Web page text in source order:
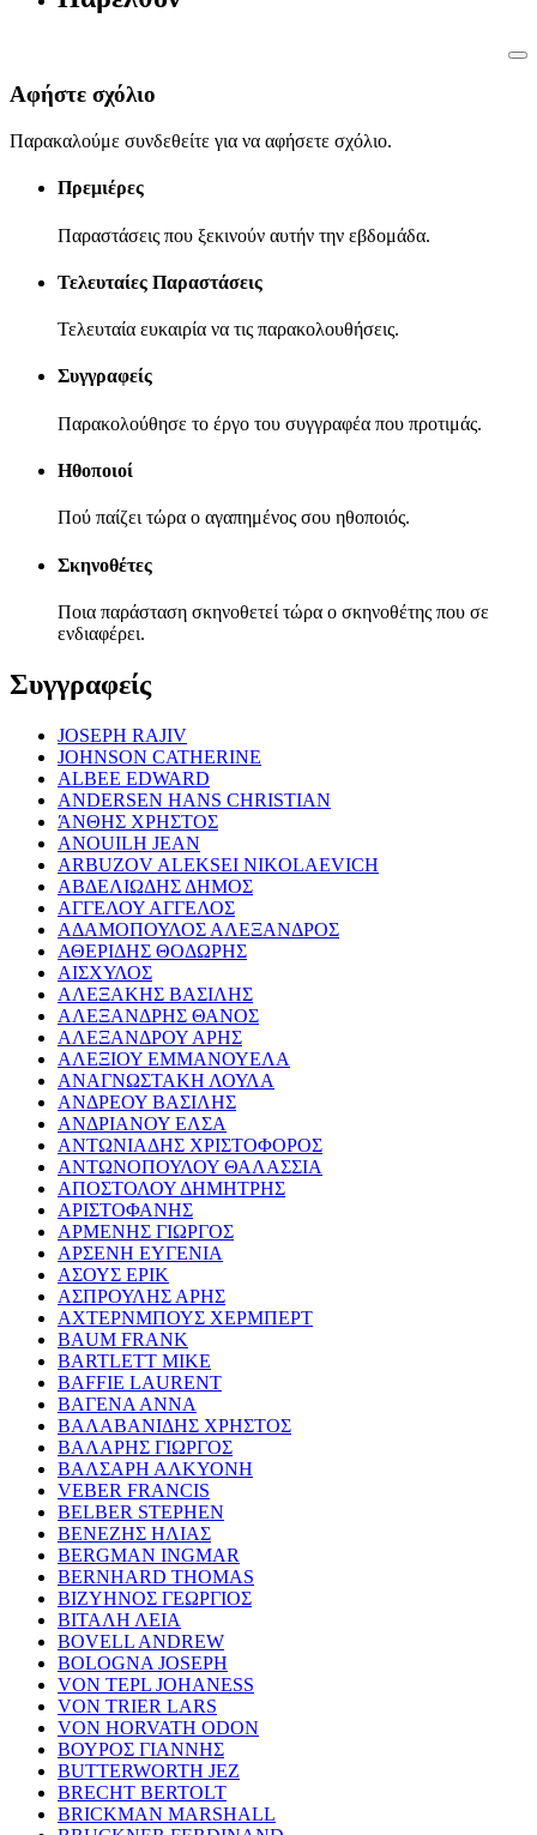
Αφήστε σχόλιο
Παρακαλούμε συνδεθείτε για να αφήσετε σχόλιο.
Πρεμιέρες
Παραστάσεις που ξεκινούν αυτήν την εβδομάδα.
Τελευταίες Παραστάσεις
Τελευταία ευκαιρία να τις παρακολουθήσεις.
Συγγραφείς
Παρακολούθησε το έργο του συγγραφέα που προτιμάς.
Ηθοποιοί
Πού παίζει τώρα ο αγαπημένος σου ηθοποιός.
Σκηνοθέτες
Ποια παράσταση σκηνοθετεί τώρα ο σκηνοθέτης που σε
ενδιαφέρει.
Συγγραφείς
JOSEPH RAJIV
JOHNSON CATHERINE
ALBEE EDWARD
ANDERSEN HANS CHRISTIAN
ΆΝΘΗΣ ΧΡΗΣΤΟΣ
ANOUILH JEAN
ARBUZOV ALEKSEI NIKOLAEVICH
ΑΒΔΕΛΙΩΔΗΣ ΔΗΜΟΣ
ΑΓΓΕΛΟΥ ΑΓΓΕΛΟΣ
ΑΔΑΜΟΠΟΥΛΟΣ ΑΛΕΞΑΝΔΡΟΣ
ΑΘΕΡΙΔΗΣ ΘΟΔΩΡΗΣ
ΑΙΣΧΥΛΟΣ
ΑΛΕΞΑΚΗΣ ΒΑΣΙΛΗΣ
ΑΛΕΞΑΝΔΡΗΣ ΘΑΝΟΣ
ΑΛΕΞΑΝΔΡΟΥ ΑΡΗΣ
ΑΛΕΞΙΟΥ ΕΜΜΑΝΟΥΕΛΑ
ΑΝΑΓΝΩΣΤΑΚΗ ΛΟΥΛΑ
ΑΝΔΡΕΟΥ ΒΑΣΙΛΗΣ
ΑΝΔΡΙΑΝΟΥ ΕΛΣΑ
ΑΝΤΩΝΙΑΔΗΣ ΧΡΙΣΤΟΦΟΡΟΣ
ΑΝΤΩΝΟΠΟΥΛΟΥ ΘΑΛΑΣΣΙΑ
ΑΠΟΣΤΟΛΟΥ ΔΗΜΗΤΡΗΣ
ΑΡΙΣΤΟΦΑΝΗΣ
ΑΡΜΕΝΗΣ ΓΙΩΡΓΟΣ
ΑΡΣΕΝΗ ΕΥΓΕΝΙΑ
ΑΣΟΥΣ ΕΡΙΚ
ΑΣΠΡΟΥΛΗΣ ΑΡΗΣ
ΑΧΤΕΡΝΜΠΟΥΣ ΧΕΡΜΠΕΡΤ
BAUM FRANK
BARTLETT MIKE
BAFFIE LAURENT
ΒΑΓΕΝΑ ΑΝΝΑ
ΒΑΛΑΒΑΝΙΔΗΣ ΧΡΗΣΤΟΣ
ΒΑΛΑΡΗΣ ΓΙΩΡΓΟΣ
ΒΑΛΣΑΡΗ ΑΛΚΥΟΝΗ
VEBER FRANCIS
BELBER STEPHEN
ΒΕΝΕΖΗΣ ΗΛΙΑΣ
BERGMAN INGMAR
BERNHARD THOMAS
ΒΙΖΥΗΝΟΣ ΓΕΩΡΓΙΟΣ
ΒΙΤΑΛΗ ΛΕΙΑ
BOVELL ANDREW
BOLOGNA JOSEPH
VON TEPL JOHANESS
VON TRIER LARS
VON HORVATH ODON
ΒΟΥΡΟΣ ΓΙΑΝΝΗΣ
BUTTERWORTH JEZ
BRECHT BERTOLT
BRICKMAN MARSHALL